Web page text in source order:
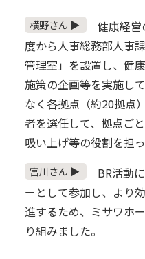
横野さん ▶
健康経営
度から人事総務部人事
管理室」を設置し、健
施策の企画等を実施し
なく各拠点（約20拠点
者を選任して、拠点ご
吸い上げ等の役割を担
宮川さん ▶
BR活動
ーとして参加し、より
進するため、ミサワホ
り組みました。